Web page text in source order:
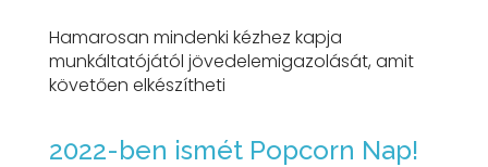
Hamarosan mindenki kézhez kapja
munkáltatójától jövedelemigazolását, amit
követően elkészítheti
2022-ben ismét Popcorn Nap!